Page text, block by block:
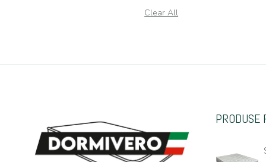
Casmir
Jacquard
Clear All
PRODUSE